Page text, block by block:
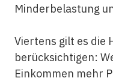
Minderbelastung
Viertens gilt es die
berücksichtigen:
Einkommen mehr